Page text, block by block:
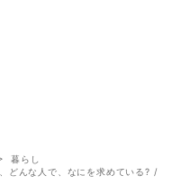
暮らし
どんな人で、なにを求めている? /